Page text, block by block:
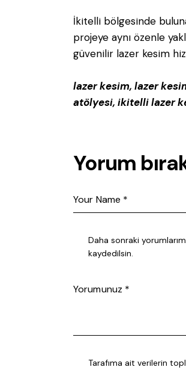
İkitelli bölgesinde
projeye aynı özenle
güvenilir lazer kesim
lazer kesim, lazer
atölyesi, ikitelli lazer
Yorum
Daha sonraki
kaydedilsin.
Tarafıma ait verilerin